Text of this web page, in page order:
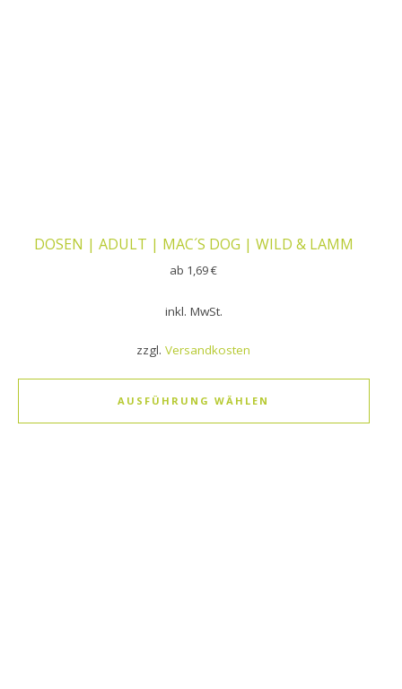
DOSEN | ADULT | MAC´S DOG | WILD & LAMM
ab 1,69€
inkl. MwSt.
zzgl.Versandkosten
AUSFÜHRUNG WÄHLEN